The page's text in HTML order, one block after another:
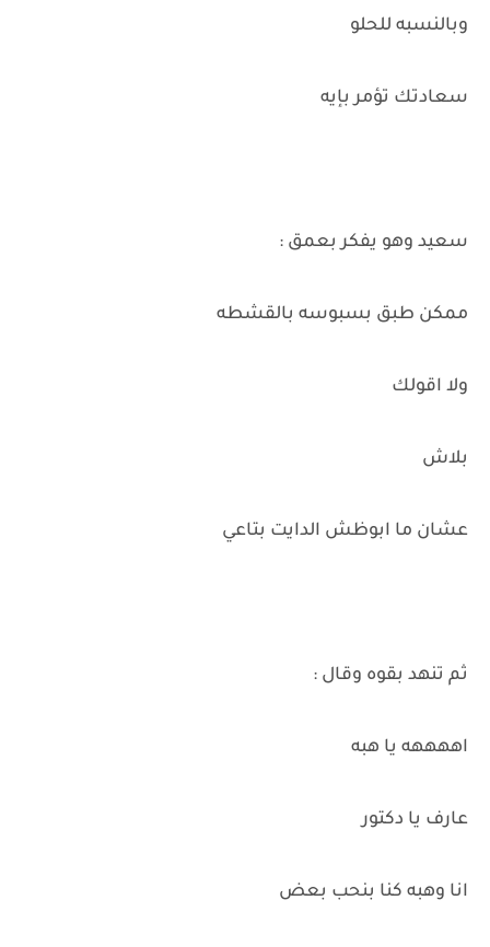
وبالنسبه للحلو
سعادتك تؤمر بإيه
سعيد وهو يفكر بعمق :
ممكن طبق بسبوسه بالقشطه
ولا اقولك
بلاش
عشان ما ابوظش الدايت بتاعي
ثم تنهد بقوه وقال :
اههههه يا هبه
عارف يا دكتور
انا وهبه كنا بنحب بعض